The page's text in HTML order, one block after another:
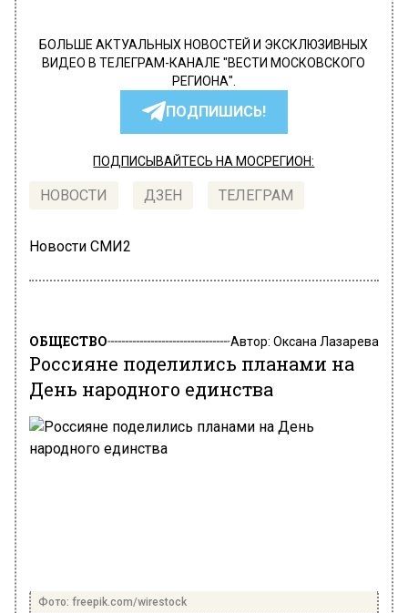
БОЛЬШЕ АКТУАЛЬНЫХ НОВОСТЕЙ И ЭКСКЛЮЗИВНЫХ
ВИДЕО В ТЕЛЕГРАМ-КАНАЛЕ "ВЕСТИ МОСКОВСКОГО
РЕГИОНА".
ПОДПИШИСЬ!
ПОДПИСЫВАЙТЕСЬ НА МОСРЕГИОН:
НОВОСТИ ДЗЕН ТЕЛЕГРАМ
Новости СМИ2
ОБЩЕСТВО Автор: Оксана Лазарева
Россияне поделились планами на
День народного единства
Фото: freepik.com/wirestock